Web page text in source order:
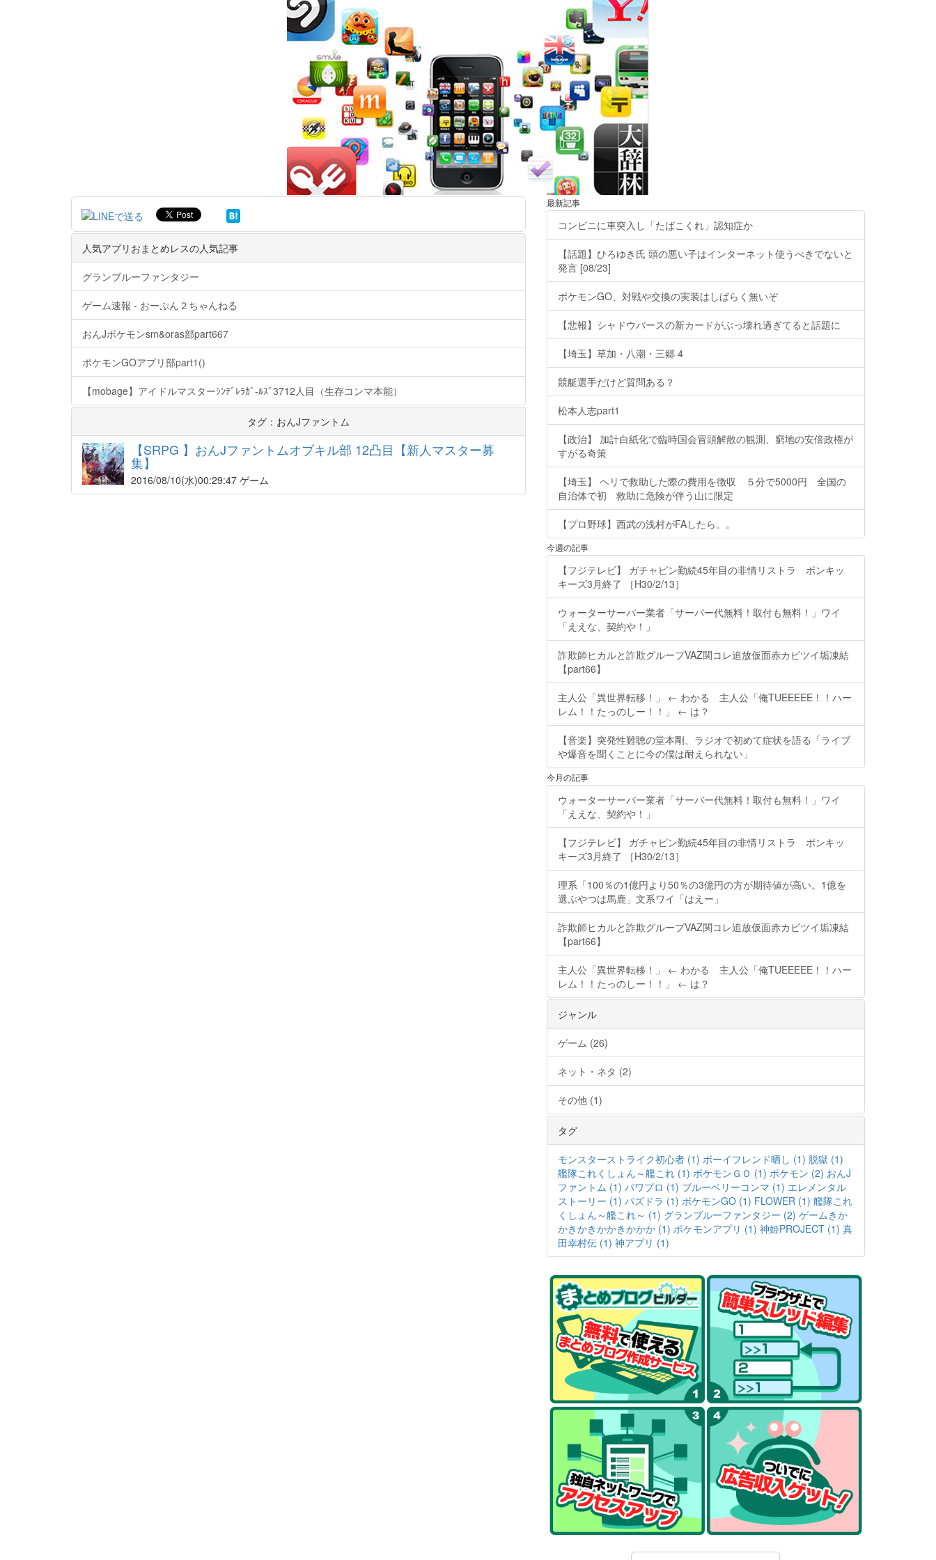
人気アプリおまとめレスの人気記事
グランブルーファンタジー
ゲーム速報 - おーぷん２ちゃんねる
おんJポケモンsm&oras部part667
ポケモンGOアプリ部part1()
【mobage】アイドルマスターｼﾝﾃﾞﾚﾗｶﾞ-ﾙｽﾞ3712人目（生存コンマ本能）
タグ：おんJファントム
【SRPG 】おんJファントムオブキル部 12凸目【新人マスター募
集】
2016/08/10(水)00:29:47 ゲーム
最新記事
コンビニに車突入し「たばこくれ」認知症か
【話題】ひろゆき氏 頭の悪い子はインターネット使うべきでないと
発言 [08/23]
ポケモンGO、対戦や交換の実装はしばらく無いぞ
【悲報】シャドウバースの新カードがぶっ壊れ過ぎてると話題に
【埼玉】草加・八潮・三郷 4
競艇選手だけど質問ある？
松本人志part1
【政治】 加計白紙化で臨時国会冒頭解散の観測、窮地の安倍政権が
すがる奇策
【埼玉】 ヘリで救助した際の費用を徴収 ５分で5000円 全国の
自治体で初 救助に危険が伴う山に限定
【プロ野球】西武の浅村がFAしたら。。
今週の記事
【フジテレビ】 ガチャピン勤続45年目の非情リストラ ポンキッ
キーズ3月終了 ［H30/2/13］
ウォーターサーバー業者「サーバー代無料！取付も無料！」ワイ
「ええな、契約や！」
詐欺師ヒカルと詐欺グループVAZ関コレ追放仮面赤カビツイ垢凍結
【part66】
主人公「異世界転移！」 ← わかる 主人公「俺TUEEEEE！！ハー
レム！！たっのしー！！」 ← は？
【音楽】突発性難聴の堂本剛、ラジオで初めて症状を語る「ライブ
や爆音を聞くことに今の僕は耐えられない」
今月の記事
ウォーターサーバー業者「サーバー代無料！取付も無料！」ワイ
「ええな、契約や！」
【フジテレビ】 ガチャピン勤続45年目の非情リストラ ポンキッ
キーズ3月終了 ［H30/2/13］
理系「100％の1億円より50％の3億円の方が期待値が高い。1億を
選ぶやつは馬鹿」文系ワイ「はえー」
詐欺師ヒカルと詐欺グループVAZ関コレ追放仮面赤カビツイ垢凍結
【part66】
主人公「異世界転移！」 ← わかる 主人公「俺TUEEEEE！！ハー
レム！！たっのしー！！」 ← は？
ジャンル
ゲーム (26)
ネット・ネタ (2)
その他 (1)
タグ
モンスターストライク初心者 (1) ボーイフレンド晒し (1) 脱獄 (1)
艦隊これくしょん～艦これ (1) ポケモンＧＯ (1) ポケモン (2) おんJ
ファントム (1) パワプロ (1) ブルーベリーコンマ (1) エレメンタル
ストーリー (1) パズドラ (1) ポケモンGO (1) FLOWER (1) 艦隊これ
くしょん～艦これ～ (1) グランブルーファンタジー (2) ゲームきか
かきかきかかきかかか (1) ポケモンアプリ (1) 神姫PROJECT (1) 真
田幸村伝 (1) 神アプリ (1)